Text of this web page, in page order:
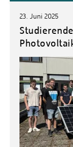
23. Juni 2025